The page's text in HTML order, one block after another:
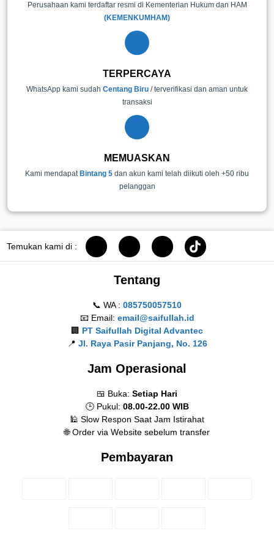
Perusahaan kami terdaftar resmi di Kementerian Hukum dan HAM
(KEMENKUMHAM)
TERPERCAYA
WhatsApp kami sudah Centang Biru / terverifikasi dan aman untuk
transaksi
MEMUASKAN
Kami mendapat Bintang 5 dan akun kami telah diikuti oleh +50 ribu
pelanggan
Temukan kami di :
Tentang
📞 WA : 085750057510
📧 Email: email@saifullah.id
🏢 PT Saifullah Digital Advantec
📍 Jl. Raya Pasir Panjang, No. 126
Jam Operasional
🍱 Buka: Setiap Hari
🕒 Pukul: 08.00-22.00 WIB
🕌 Slow Respon Saat Jam Istirahat
🌐 Order via Website sebelum transfer
Pembayaran